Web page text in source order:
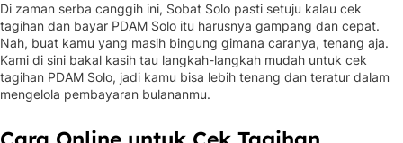
Di zaman serba canggih ini, Sobat Solo pasti setuju kalau cek
tagihan dan bayar PDAM Solo itu harusnya gampang dan cepat.
Nah, buat kamu yang masih bingung gimana caranya, tenang aja.
Kami di sini bakal kasih tau langkah-langkah mudah untuk cek
tagihan PDAM Solo, jadi kamu bisa lebih tenang dan teratur dalam
mengelola pembayaran bulananmu.